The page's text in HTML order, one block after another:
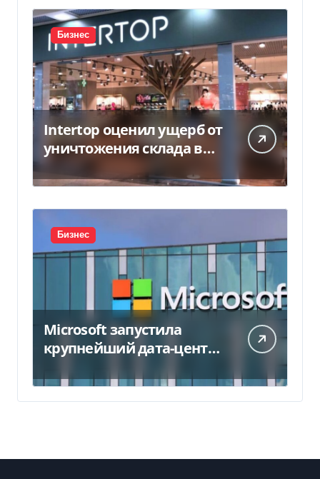
Бизнес
Intertop оценил ущерб от
уничтожения склада в
Бизнес
Microsoft запустила
крупнейший дата-центр
миллиарда